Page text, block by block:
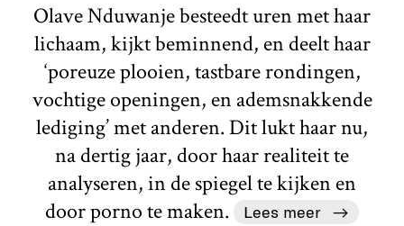
Olave Nduwanje besteedt uren met haar
lichaam, kijkt beminnend, en deelt haar
‘poreuze plooien, tastbare rondingen,
vochtige openingen, en ademsnakkende
lediging’ met anderen. Dit lukt haar nu,
na dertig jaar, door haar realiteit te
analyseren, in de spiegel te kijken en
door porno te maken.
Lees meer